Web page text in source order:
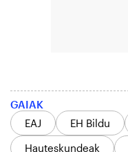
GAIAK
EAJ
EH Bildu
Hauteskundeak